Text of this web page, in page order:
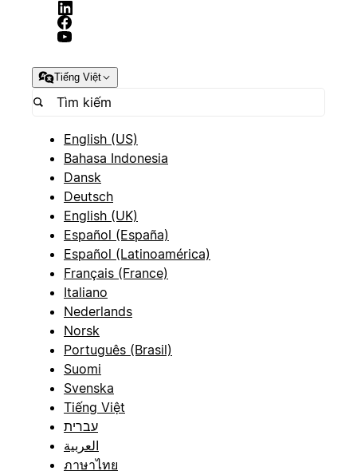
Tiếng Việt
English (US)
Bahasa Indonesia
Dansk
Deutsch
English (UK)
Español (España)
Español (Latinoamérica)
Français (France)
Italiano
Nederlands
Norsk
Português (Brasil)
Suomi
Svenska
Tiếng Việt
עברית
العربية
ภาษาไทย